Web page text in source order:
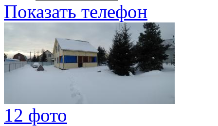
Показать телефон
12 фото